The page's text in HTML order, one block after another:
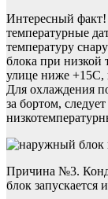
Интересный
температурные
температуру
блока при низкой
улице ниже +15С,
Для охлаждения
за бортом,
Причина №3.
блок запускается